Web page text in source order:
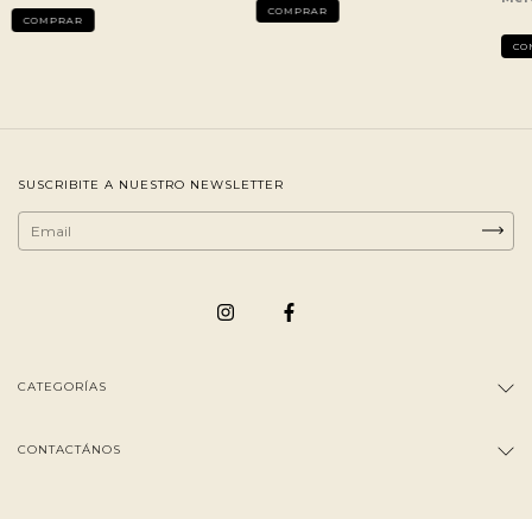
COMPRAR
SUSCRIBITE A NUESTRO NEWSLETTER
CATEGORÍAS
CONTACTÁNOS